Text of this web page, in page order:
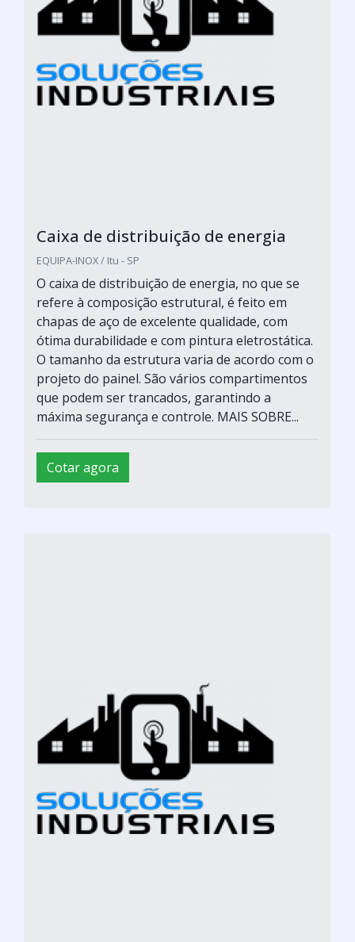
Caixa de distribuição de energia
EQUIPA-INOX / Itu - SP
O caixa de distribuição de energia, no que se
refere à composição estrutural, é feito em
chapas de aço de excelente qualidade, com
ótima durabilidade e com pintura eletrostática.
O tamanho da estrutura varia de acordo com o
projeto do painel. São vários compartimentos
que podem ser trancados, garantindo a
máxima segurança e controle. MAIS SOBRE...
Cotar agora